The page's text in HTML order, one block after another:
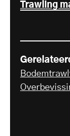
Trawling